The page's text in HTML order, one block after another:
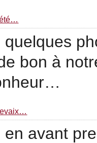
quelques
bon à
en avant